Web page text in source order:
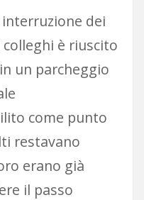
dei
è riuscito
un parcheggio
come punto
restavano
erano già
il passo